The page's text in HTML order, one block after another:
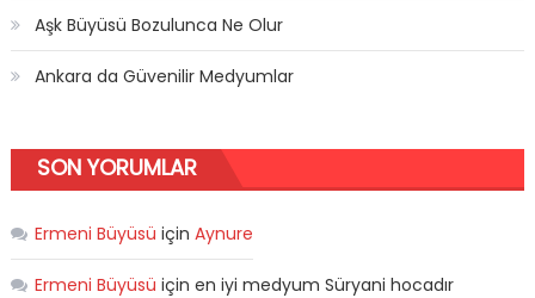
Aşk Büyüsü Bozulunca Ne Olur
Ankara da Güvenilir Medyumlar
SON YORUMLAR
Ermeni Büyüsü için Aynure
Ermeni Büyüsü için en iyi medyum Süryani hocadır